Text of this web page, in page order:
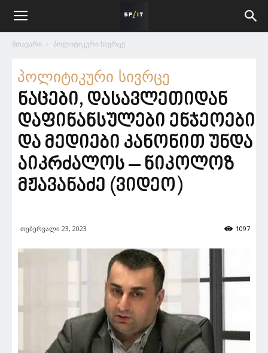
მთავარი პოლიტიკური სივრცე
პოლიტიკური სივრცე
ნაცები, დასავლეთიდან
დაფინანსულები ენჯეოები
და მედიები კანონით უნდა
აიკრძალოს – ნიკოლოზ
მჟავანაძე (ვიდეო)
თებერვალი 23, 2023 1097